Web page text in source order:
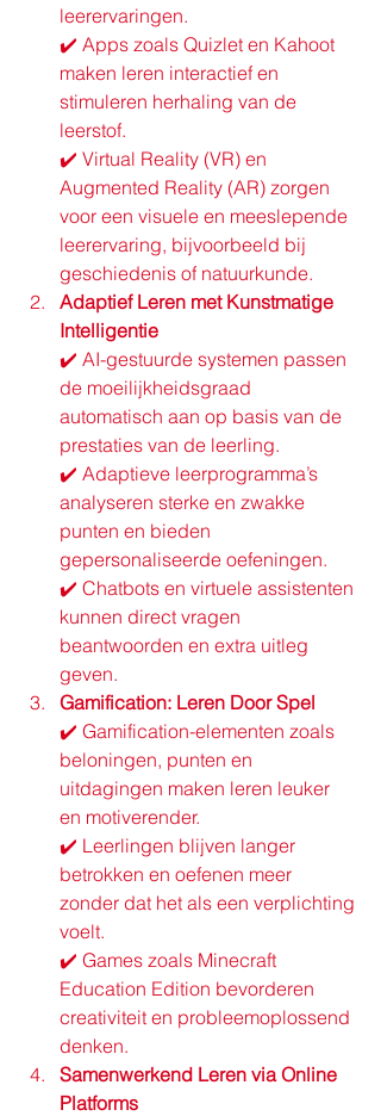
leerervaringen.
✔️ Apps zoals Quizlet en Kahoot
maken leren interactief en
stimuleren herhaling van de
leerstof.
✔️ Virtual Reality (VR) en
Augmented Reality (AR) zorgen
voor een visuele en meeslepende
leerervaring, bijvoorbeeld bij
geschiedenis of natuurkunde.
Adaptief Leren met Kunstmatige
Intelligentie
✔️ AI-gestuurde systemen passen
de moeilijkheidsgraad
automatisch aan op basis van de
prestaties van de leerling.
✔️ Adaptieve leerprogramma’s
analyseren sterke en zwakke
punten en bieden
gepersonaliseerde oefeningen.
✔️ Chatbots en virtuele assistenten
kunnen direct vragen
beantwoorden en extra uitleg
geven.
Gamification: Leren Door Spel
✔️ Gamification-elementen zoals
beloningen, punten en
uitdagingen maken leren leuker
en motiverender.
✔️ Leerlingen blijven langer
betrokken en oefenen meer
zonder dat het als een verplichting
voelt.
✔️ Games zoals Minecraft
Education Edition bevorderen
creativiteit en probleemoplossend
denken.
Samenwerkend Leren via Online
Platforms